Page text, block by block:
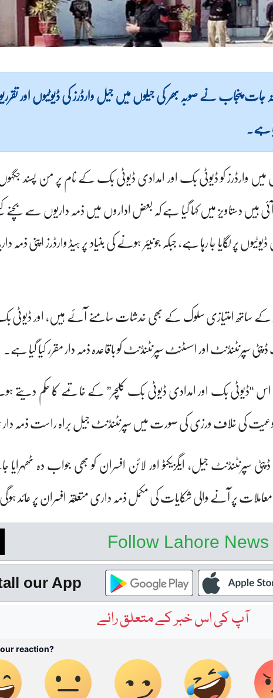
جات پنجاب نے صوبہ بھر کی جیلوں میں جیل وارڈرز کی ڈیوٹیوں اور
ہے۔
وارڈرز کو ڈیوٹی بک اور امدادی ڈیوٹی بک کے نام پر من پسند
دستاویز میں کہا گیا ہے کہ بعض اداروں میں ذمہ داریوں سے بچنے
پر لگایا جا رہا ہے، جبکہ جونیئر ہونے کی بنیاد پر ہیڈ وارڈرز اپنی ذمہ
ساتھ امتیازی سلوک کے بھی خدشات سامنے آئے ہیں، اور ڈیوٹی
اور اسسٹنٹ سپرنٹنڈنٹ کو باقاعدہ ذمہ دار مقرر کیا گیا ہے۔
“ڈیوٹی بک اور امدادی ڈیوٹی بک کلچر” کے خاتمے کا حکم دیتے
کی خلاف ورزی کی صورت میں سپرنٹنڈنٹ جیل براہ راست ذمہ دار
سپرنٹنڈنٹ جیل، ایگزیکٹو اور لائن افسران کو بھی جواب دہ ٹھہرایا
معاملات پر آنے والی شکایات کی مکمل ذمہ داری متعلقہ افسران پر عائد
Follow Lahore News
our App
آپ کی اس خبر کے متعلق رائے